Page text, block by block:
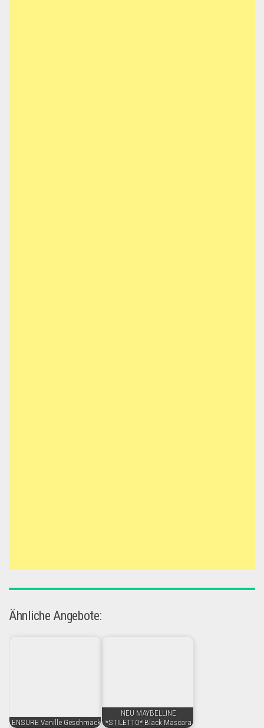
Ähnliche Angebote:
ENSURE Vanille Geschmack
NEU MAYBELLINE
*STILETTO* Black Mascara